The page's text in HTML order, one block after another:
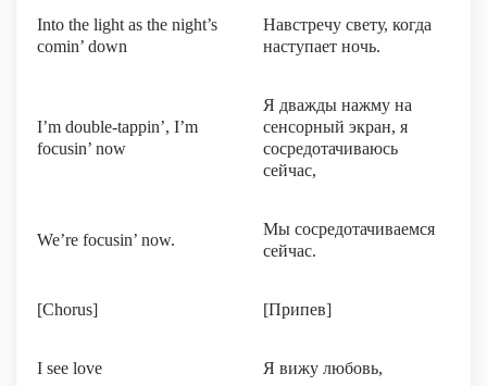
Into the light as the night’s
comin’ down
Навстречу свету, когда
наступает ночь.
I’m double-tappin’, I’m
focusin’ now
Я дважды нажму на
сенсорный экран, я
сосредотачиваюсь
сейчас,
We’re focusin’ now.
Мы сосредотачиваемся
сейчас.
[Chorus] [Припев]
I see love Я вижу любовь,